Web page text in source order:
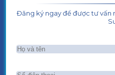
Đăng ký ngay để được tư vấn